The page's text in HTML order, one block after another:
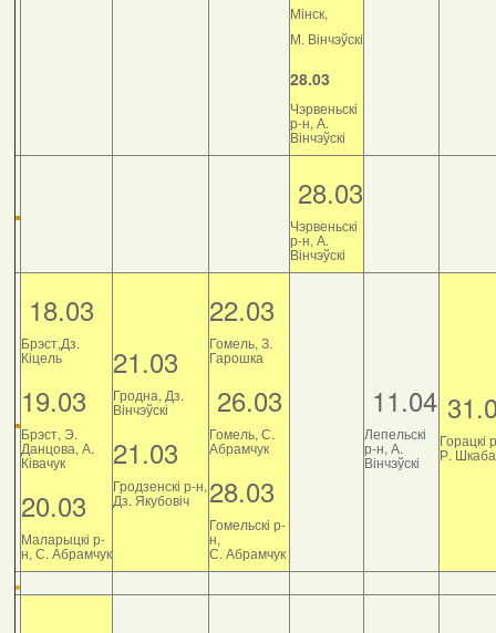
Мінск,
М. Вінчэўскі
28.03
Чэрвеньскі
р-н, А.
Вінчэўскі
28.03
Чэрвеньскі
р-н, А.
Вінчэўскі
18.03
Брэст,Дз.
Кіцель
19.03
Брэст, Э.
Данцова, А.
Ківачук
20.03
Маларыцкі р-
н, С. Абрамчук
21.03
Гродна, Дз.
Вінчэўскі
21.03
Гродзенскі р-н,
Дз. Якубовіч
22.03
Гомель, З.
Гарошка
26.03
Гомель, С.
Абрамчук
28.03
Гомельскі р-
н,
С. Абрамчук
11.04
Лепельскі
р-н, А.
Вінчэўскі
Горацкі
Р.